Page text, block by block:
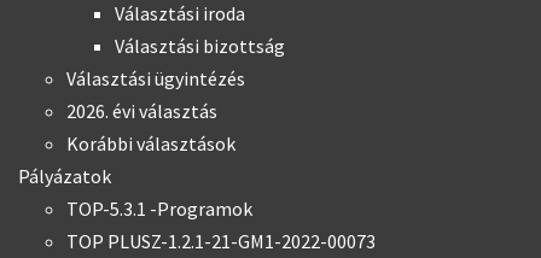
Választási iroda
Választási bizottság
Választási ügyintézés
2026. évi választás
Korábbi választások
Pályázatok
TOP-5.3.1 -Programok
TOP PLUSZ-1.2.1-21-GM1-2022-00073